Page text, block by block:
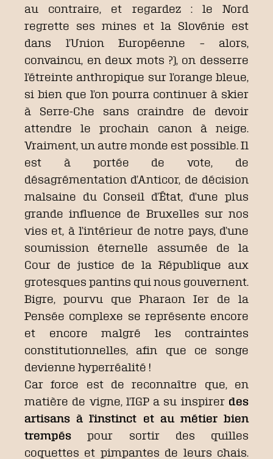
au contraire, et regardez : le Nord
regrette ses mines et la Slovénie est
dans l’Union Européenne – alors,
convaincu, en deux mots ?), on desserre
l’étreinte anthropique sur l’orange bleue,
si bien que l’on pourra continuer à skier
à Serre-Che sans craindre de devoir
attendre le prochain canon à neige.
Vraiment, un autre monde est possible. Il
est à portée de vote, de
désagrémentation d’Anticor, de décision
malsaine du Conseil d’État, d’une plus
grande influence de Bruxelles sur nos
vies et, à l’intérieur de notre pays, d’une
soumission éternelle assumée de la
Cour de justice de la République aux
grotesques pantins qui nous gouvernent.
Bigre, pourvu que Pharaon Ier de la
Pensée complexe se représente encore
et encore malgré les contraintes
constitutionnelles, afin que ce songe
devienne hyperréalité !
Carforce est de reconnaître que, en
matière de vigne, l’IGP a su inspirer des
artisans à l’instinct et au métier bien
trempés pour sortir des quilles
coquettes et pimpantes de leurs chais.